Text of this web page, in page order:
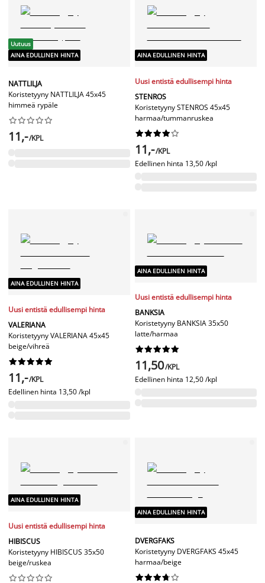
Uutuus
AINA EDULLINEN HINTA
NATTLILJA
Koristetyyny NATTLILJA 45x45
himmeä rypäle






11,-/KPL
AINA EDULLINEN HINTA
Uusi entistä edullisempi hinta
STENROS
Koristetyyny STENROS 45x45
harmaa/tummanruskea






11,-/KPL
Edellinen hinta 13,50 /kpl
AINA EDULLINEN HINTA
Uusi entistä edullisempi hinta
VALERIANA
Koristetyyny VALERIANA 45x45
beige/vihreä






11,-/KPL
Edellinen hinta 13,50 /kpl
AINA EDULLINEN HINTA
Uusi entistä edullisempi hinta
BANKSIA
Koristetyyny BANKSIA 35x50
latte/harmaa






11,50/KPL
Edellinen hinta 12,50 /kpl
AINA EDULLINEN HINTA
Uusi entistä edullisempi hinta
HIBISCUS
Koristetyyny HIBISCUS 35x50
beige/ruskea






AINA EDULLINEN HINTA
DVERGFAKS
Koristetyyny DVERGFAKS 45x45
harmaa/beige





